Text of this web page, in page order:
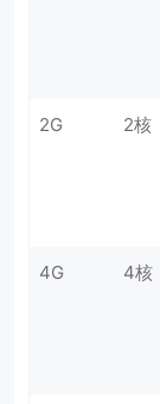
2G 2核
4G 4核